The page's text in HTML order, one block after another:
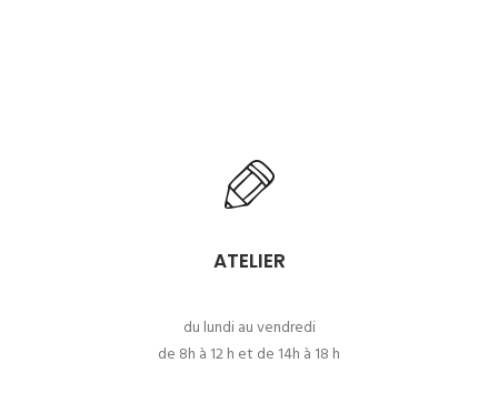
ATELIER
du lundi au vendredi
de 8h à 12 h et de 14h à 18 h